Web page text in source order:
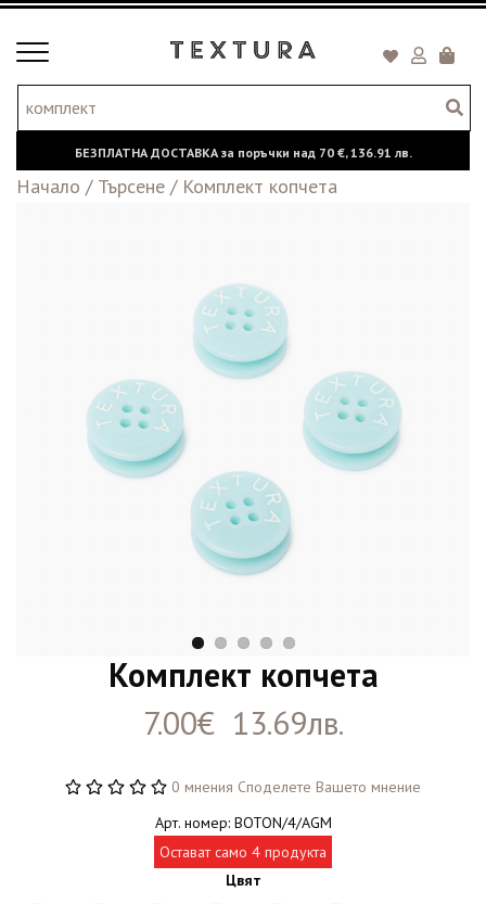
Toggle
БЕЗПЛАТНА ДОСТАВКА за поръчки над 70 €,136.91 лв.
Начало / Търсене / Комплект копчета
Комплект копчета
7.00€ 13.69лв.
0 мнения Споделете Вашето мнение
Арт. номер: BOTON/4/AGM
Остават само 4 продукта
Цвят